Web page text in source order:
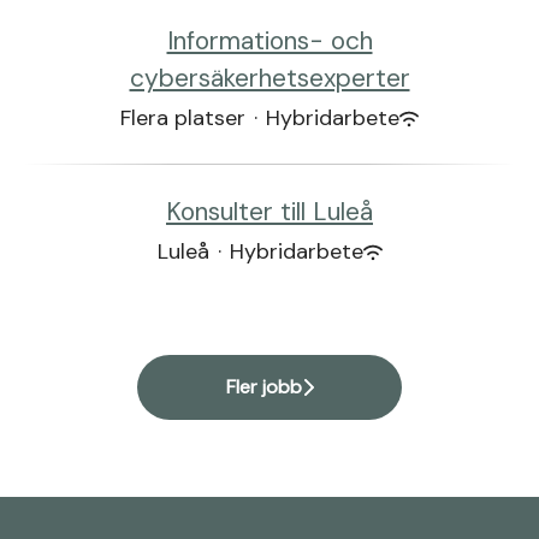
Informations- och
cybersäkerhetsexperter
Flera platser · Hybridarbete
Konsulter till Luleå
Luleå · Hybridarbete
Fler jobb